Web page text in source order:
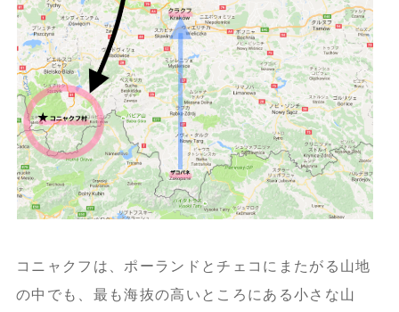
コニャクフは、ポーランドとチェコにまたがる山地
の中でも、最も海抜の高いところにある小さな山